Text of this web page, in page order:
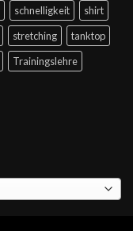
schnelligkeit
shirt
stretching
tanktop
Trainingslehre